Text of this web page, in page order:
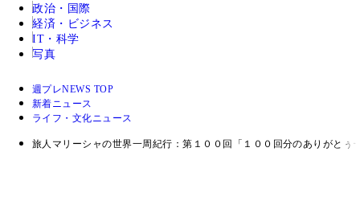
政治・国際
経済・ビジネス
IT・科学
写真
週プレNEWS TOP
新着ニュース
ライフ・文化ニュース
旅人マリーシャの世界一周紀行：第１００回「１００回分のありがと